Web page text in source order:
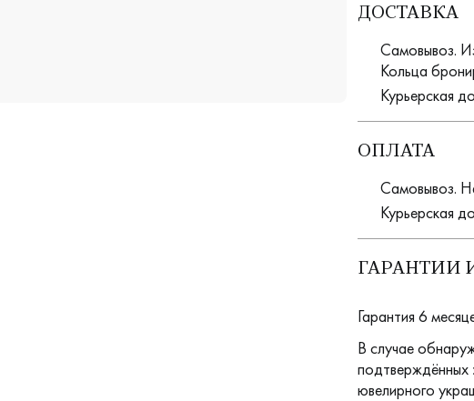
ДОСТАВКА
Самовывоз.
Кольца
Курьерская
ОПЛАТА
Самовывоз.
Курьерская
ГАРАНТИИ
Гарантия 6
В случае
подтверждённых
ювелирного